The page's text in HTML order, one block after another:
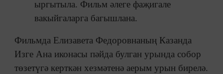
ыргытыла. Фильм әлеге фаҗигале
вакыйгаларга багышлана.
Фильмда Елизавета Федоровнаның Казанда
Изге Ана иконасы пәйда булган урында собор
төзетүгә керткән хезмәтенә аерым урын бирелә.